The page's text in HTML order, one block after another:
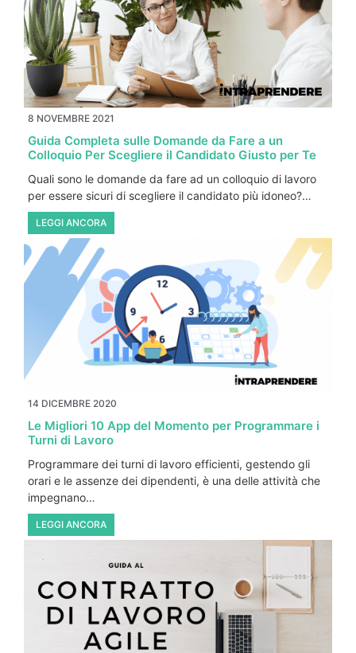
8 NOVEMBRE 2021
Guida Completa sulle Domande da Fare a un
Colloquio Per Scegliere il Candidato Giusto per Te
Quali sono le domande da fare ad un colloquio di lavoro
per essere sicuri di scegliere il candidato più idoneo?…
LEGGI ANCORA
14 DICEMBRE 2020
Le Migliori 10 App del Momento per Programmare i
Turni di Lavoro
Programmare dei turni di lavoro efficienti, gestendo gli
orari e le assenze dei dipendenti, è una delle attività che
impegnano…
LEGGI ANCORA